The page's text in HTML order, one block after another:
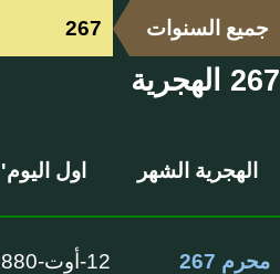
جميع السنوات 267
267 الهجرية
الهجرية الشهر اول اليوم'
محرم 267 12-أوت-880